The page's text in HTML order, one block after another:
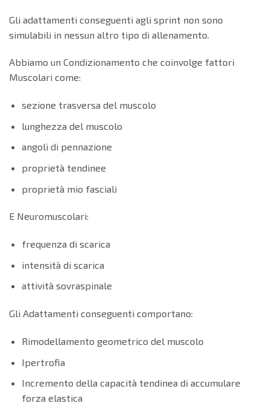
Gli adattamenti conseguenti agli sprint non sono
simulabili in nessun altro tipo di allenamento.
Abbiamo un Condizionamento che coinvolge fattori
Muscolari come:
sezione trasversa del muscolo
lunghezza del muscolo
angoli di pennazione
proprietà tendinee
proprietà mio fasciali
E Neuromuscolari:
frequenza di scarica
intensità di scarica
attività sovraspinale
Gli Adattamenti conseguenti comportano:
Rimodellamento geometrico del muscolo
Ipertrofia
Incremento della capacità tendinea di accumulare
forza elastica